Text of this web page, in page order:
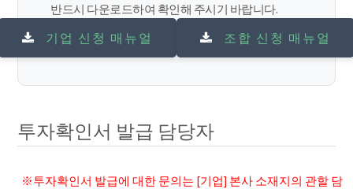
반드시 다운로드하여 확인해 주시기 바랍니다.
기업 신청 매뉴얼 조합 신청 매뉴얼
투자확인서 발급 담당자
※투자확인서 발급에 대한 문의는 [기업] 본사 소재지의 관할 담